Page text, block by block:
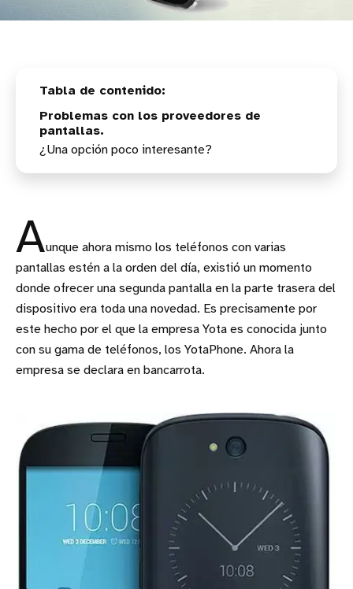
Problemas con los proveedores de
pantallas.
¿Una opción poco interesante?
Aunque ahora mismo los teléfonos con varias
pantallas estén a la orden del día, existió un momento
donde ofrecer una segunda pantalla en la parte trasera del
dispositivo era toda una novedad. Es precisamente por
este hecho por el que la empresa Yota es conocida junto
con su gama de teléfonos, los YotaPhone. Ahora la
empresa se declara en bancarrota.